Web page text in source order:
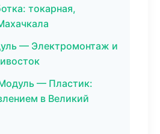
токарная,
— Электромонтаж и
— Пластик:
в Великий